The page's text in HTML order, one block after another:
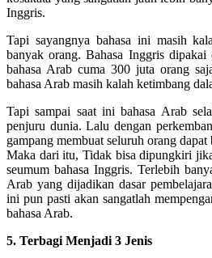
Inggris.
Tapi sayangnya bahasa ini masih
banyak orang. Bahasa Inggris
bahasa Arab cuma 300 juta orang
bahasa Arab masih kalah ketimbang
Tapi sampai saat ini bahasa Arab
penjuru dunia. Lalu dengan
gampang membuat seluruh orang dapat
Maka dari itu, Tidak bisa dipungkiri
seumum bahasa Inggris. Terlebih
Arab yang dijadikan dasar
ini pun pasti akan sangatlah
bahasa Arab.
5. Terbagi Menjadi 3 Jenis